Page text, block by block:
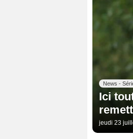
News -
Ici
jeudi 23